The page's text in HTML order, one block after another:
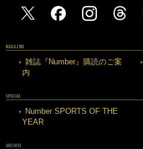
MAGAZINE
雑誌『Number』購読のご案
内
SPECIAL
Number SPORTS OF THE
YEAR
ARCHIVE